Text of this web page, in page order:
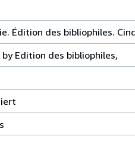
Édition des bibliophiles.
by Edition des bibliophiles,